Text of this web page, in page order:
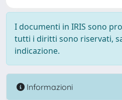
I documenti in IRIS sono
tutti i diritti sono riservati,
indicazione.
Informazioni